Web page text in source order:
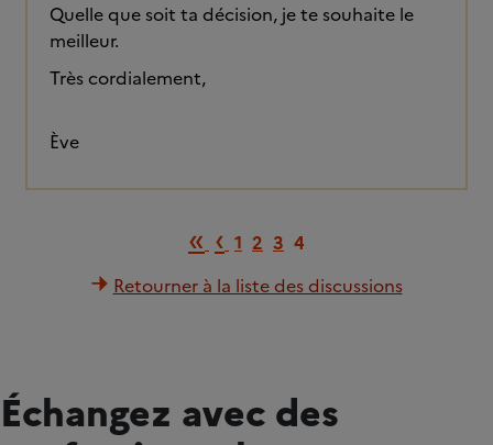
Quelle que soit ta décision, je te souhaite le
meilleur.
Très cordialement,
Ève
Première page
« Page précédente
‹ 1 2 3 4
Retourner à la liste des discussions
Échangez avec des